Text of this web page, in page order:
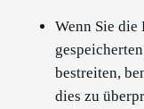
Wenn Sie
bestreiten,
dies zu